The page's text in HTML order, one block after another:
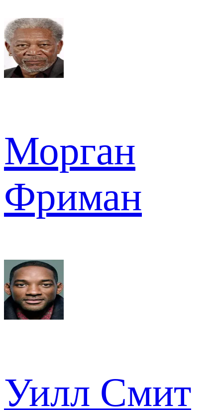
Морган
Фриман
Уилл Смит